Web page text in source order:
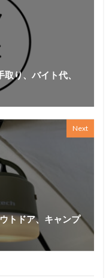
り、バイト代、
Next
トドア、キャンプ